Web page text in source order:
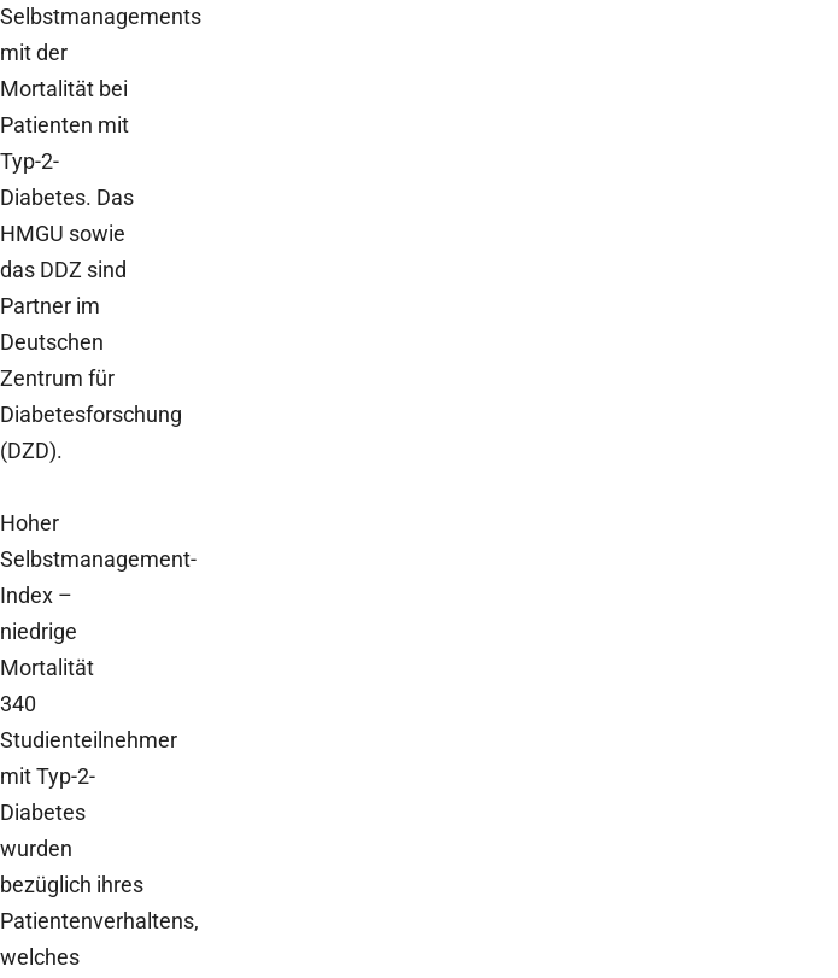
Selbstmanagements
mit der
Mortalität bei
Patienten mit
Typ-2-
Diabetes. Das
HMGU sowie
das DDZ sind
Partner im
Deutschen
Zentrum für
Diabetesforschung
(DZD).
Hoher
Selbstmanagement-
Index –
niedrige
Mortalität
340
Studienteilnehmer
mit Typ-2-
Diabetes
wurden
bezüglich ihres
Patientenverhaltens,
welches